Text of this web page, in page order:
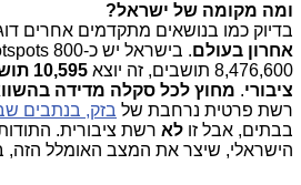
ומה מקומה של ישראל?
בדיוק כמו בנושאים מתקדמים אחרים
אחרון בעולם
8,476,600 תושבים, זה יוצא
ציבורי. מחוץ לכל סקלה מדידה
רשת פרטית נרחבת של בזק, בנתבים
בבתים, אבל זו לא רשת ציבורית.
הישראלי, שיצר את המצב האומלל הזה,